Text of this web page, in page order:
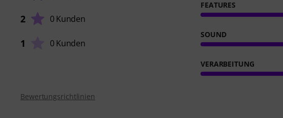
2 0 Kunden
1 0 Kunden
FEATURES
SOUND
VERARBEITUNG
Bewertungsrichtlinien